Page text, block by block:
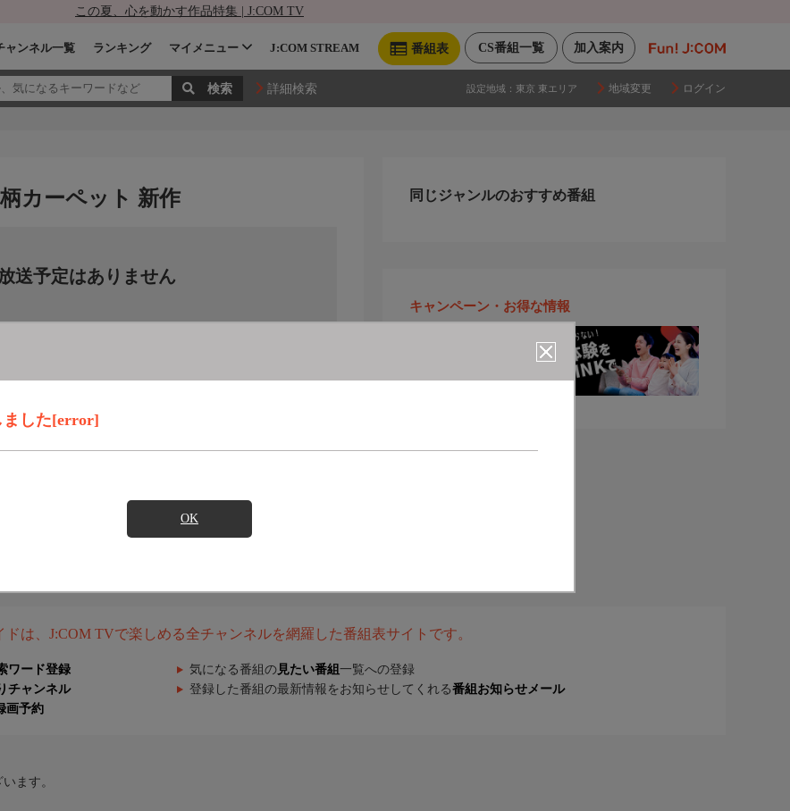
この夏、心を動かす作品特集 | J:COM TV
加入案内
CS番組一覧
番組表
ャンネル一覧 ランキング マイメニュー J:COM STREAM
詳細検索 設定地域： 東京 東エリア 地域変更 ログイン
ました[error]
OK
カーペット 新作
送予定はありません
同じジャンルのおすすめ番組
キャンペーン・お得な情報
ドは、J:COM TVで楽しめる全チャンネルを網羅した番組表サイトです。
ワード登録 気になる番組の 見たい番組 一覧への登録
チャンネル 登録した番組の最新情報をお知らせしてくれる番組お知らせメール
画予約
ます。